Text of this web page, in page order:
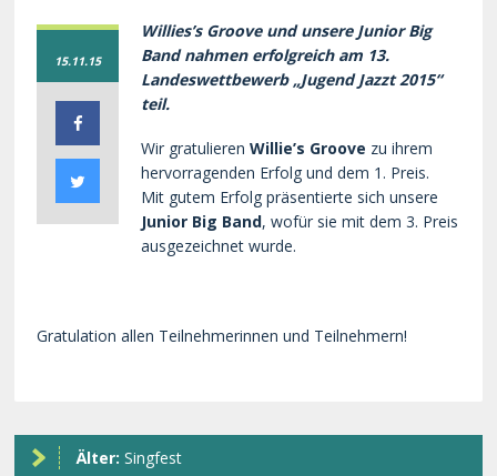
15.11.15
Willies’s Groove und unsere Junior Big
Band nahmen erfolgreich am 13.
Landeswettbewerb „Jugend Jazzt 2015“
teil.
Wir gratulierenWillie’s Groove zu ihrem
hervorragenden Erfolg und dem 1. Preis.
Mit gutem Erfolg präsentierte sich unsere
Junior Big Band, wofür sie mit dem 3. Preis
ausgezeichnet wurde.
Gratulation allen Teilnehmerinnen und Teilnehmern!
Älter:Singfest